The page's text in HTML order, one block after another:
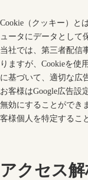
Cookie（クッキー）と
ュータにデータとして
当社では、第三者配信
りますが、Cookieを使
に基づいて、適切な広
お客様はGoogle広告設
無効にすることができ
客様個人を特定するこ
アクセス